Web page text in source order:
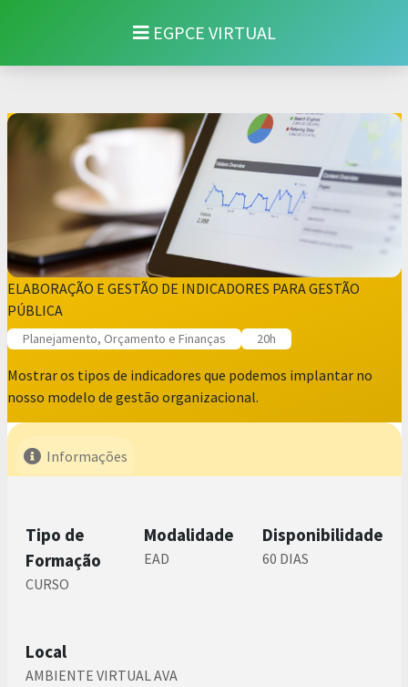
EGPCE VIRTUAL
ELABORAÇÃO E GESTÃO DE INDICADORES PARA GESTÃO
PÚBLICA
Planejamento, Orçamento e Finanças 20h
Mostrar os tipos de indicadores que podemos implantar no
nosso modelo de gestão organizacional.
Informações
Tipo de
Formação
CURSO
Modalidade
EAD
Disponibilidade
60 DIAS
Local
AMBIENTE VIRTUAL AVA